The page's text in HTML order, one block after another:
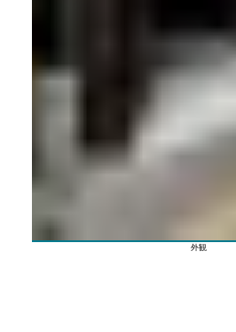
外観